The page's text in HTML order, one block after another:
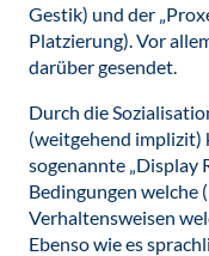
Gestik) und der
Platzierung). Vor
darüber gesendet.
Durch die
(weitgehend implizit)
sogenannte „Display
Bedingungen welche
Verhaltensweisen
Ebenso wie es